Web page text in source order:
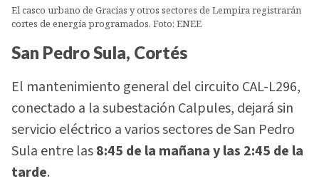
El casco urbano de Gracias y otros sectores de Lempira registrarán
cortes de energía programados. Foto: ENEE
San Pedro Sula, Cortés
El mantenimiento general del circuito CAL-L296,
conectado a la subestación Calpules, dejará sin
servicio eléctrico a varios sectores de San Pedro
Sula entre las8:45 de la mañana y las 2:45 de la
tarde.